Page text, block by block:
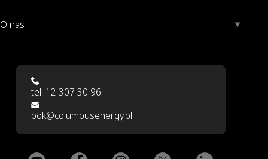
O nas
tel. 12 307 30 96
bok@columbusenergy.pl